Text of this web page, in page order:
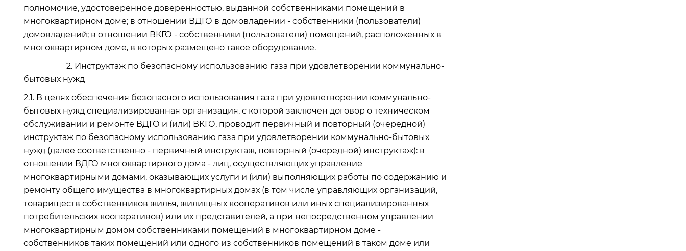
полномочие, удостоверенное доверенностью, выданной собственниками помещений в
многоквартирном доме; в отношении ВДГО в домовладении - собственники (пользователи)
домовладений; в отношении ВКГО - собственники (пользователи) помещений, расположенных в
многоквартирном доме, в которых размещено такое оборудование.
2. Инструктаж по безопасному использованию газа при удовлетворении коммунально-
бытовых нужд
2.1. В целях обеспечения безопасного использования газа при удовлетворении коммунально-
бытовых нужд специализированная организация, с которой заключен договор о техническом
обслуживании и ремонте ВДГО и (или) ВКГО, проводит первичный и повторный (очередной)
инструктаж по безопасному использованию газа при удовлетворении коммунально-бытовых
нужд (далее соответственно - первичный инструктаж, повторный (очередной) инструктаж): в
отношении ВДГО многоквартирного дома - лиц, осуществляющих управление
многоквартирными домами, оказывающих услуги и (или) выполняющих работы по содержанию и
ремонту общего имущества в многоквартирных домах (в том числе управляющих организаций,
товариществ собственников жилья, жилищных кооперативов или иных специализированных
потребительских кооперативов) или их представителей, а при непосредственном управлении
многоквартирным домом собственниками помещений в многоквартирном доме -
собственников таких помещений или одного из собственников помещений в таком доме или